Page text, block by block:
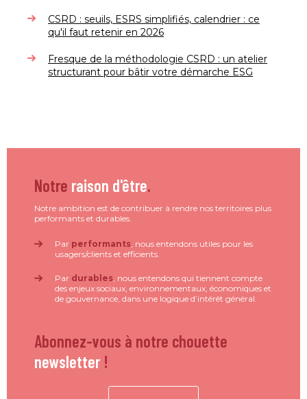
CSRD : seuils, ESRS simplifiés, calendrier : ce
qu'il faut retenir en 2026
Fresque de la méthodologie CSRD : un atelier
structurant pour bâtir votre démarche ESG
Notre raison d'être.
Notre ambition est de contribuer à rendre nos territoires plus
performants et durables.
Par performants, nous entendons utiles pour les
usagers/clients et efficients.
Par durables, nous entendons qui tiennent compte
des enjeux sociaux, environnementaux, économiques et
de gouvernance, dans une logique d’intérêt général.
Abonnez-vous à notre chouette
newsletter !